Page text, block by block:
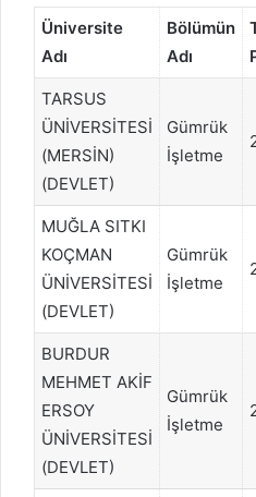
Üniversite
Adı
Bölümün
Adı
TARSUS
ÜNİVERSİTESİ
(MERSİN)
(DEVLET)
Gümrük
İşletme
MUĞLA SITKI
KOÇMAN
ÜNİVERSİTESİ
(DEVLET)
Gümrük
İşletme
BURDUR
MEHMET AKİF
ERSOY
ÜNİVERSİTESİ
(DEVLET)
Gümrük
İşletme